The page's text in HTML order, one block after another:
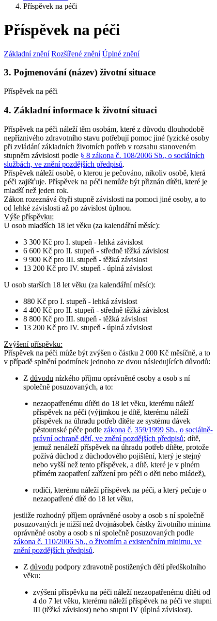
Příspěvek na péči
Příspěvek na péči
Základní znění Rozšířené znění Úplné znění
3. Pojmenování (název) životní situace
Příspěvek na péči
4. Základní informace k životní situaci
Příspěvek na péči náleží těm osobám, které z důvodu dlouhodobě
nepříznivého zdravotního stavu potřebují pomoc jiné fyzické osoby
při zvládání základních životních potřeb v rozsahu stanoveném
stupněm závislosti podle § 8 zákona č. 108/2006 Sb., o sociálních
službách, ve znění pozdějších předpisů.
Příspěvek náleží osobě, o kterou je pečováno, nikoliv osobě, která
péči zajišťuje. Příspěvek na péči nemůže být přiznán dítěti, které je
mladší než jeden rok.
Zákon rozeznává čtyři stupně závislosti na pomoci jiné osoby, a to
od lehké závislosti až po závislost úplnou.
Výše příspěvku:
U osob mladších 18 let věku (za kalendářní měsíc):
3 300 Kč pro I. stupeň - lehká závislost
6 600 Kč pro II. stupeň - středně těžká závislost
9 900 Kč pro III. stupeň - těžká závislost
13 200 Kč pro IV. stupeň - úplná závislost
U osob starších 18 let věku (za kalendářní měsíc):
880 Kč pro I. stupeň - lehká závislost
4 400 Kč pro II. stupeň - středně těžká závislost
8 800 Kč pro III. stupeň - těžká závislost
13 200 Kč pro IV. stupeň - úplná závislost
Zvýšení příspěvku:
Příspěvek na péči může být zvýšen o částku 2 000 Kč měsíčně, a to
v případě splnění podmínek jednoho ze dvou následujících důvodů:
Z důvodu nízkého příjmu oprávněné osoby a osob s ní
společně posuzovaných, a to:
nezaopatřenému dítěti do 18 let věku, kterému náleží
příspěvek na péči (výjimkou je dítě, kterému náleží
příspěvek na úhradu potřeb dítěte ze systému dávek
pěstounské péče podlezákona č. 359/1999 Sb., o sociálně-
právní ochraně dětí, ve znění pozdějších předpisů; dítě,
jemuž nenáleží příspěvek na úhradu potřeb dítěte, protože
požívá důchod z důchodového pojištění, který je stejný
nebo vyšší než tento příspěvek, a dítě, které je v plném
přímém zaopatření zařízení pro péči o děti nebo mládež),
rodiči, kterému náleží příspěvek na péči, a který pečuje o
nezaopatřené dítě do 18 let věku,
jestliže rozhodný příjem oprávněné osoby a osob s ní společně
posuzovaných je nižší než dvojnásobek částky životního minima
oprávněné osoby a osob s ní společně posuzovaných podle
zákona č. 110/2006 Sb., o životním a existenčním minimu, ve
znění pozdějších předpisů.
Z důvodu podpory zdravotně postižených dětí předškolního
věku:
zvýšení příspěvku na péči náleží nezaopatřenému dítěti od
4 do 7 let věku, kterému náleží příspěvek na péči ve stupni
III (těžká závislost) nebo stupni IV (úplná závislost).